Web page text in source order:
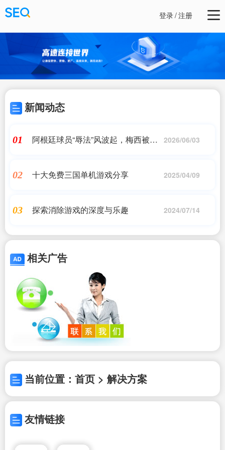
登录/注册
新闻动态
01
阿根廷球员“辱法”风波起，梅西被要
2026/06/03
02 十大免费三国单机游戏分享 2025/04/09
03 探索消除游戏的深度与乐趣 2024/07/14
相关广告
当前位置：首页 > 解决方案
友情链接